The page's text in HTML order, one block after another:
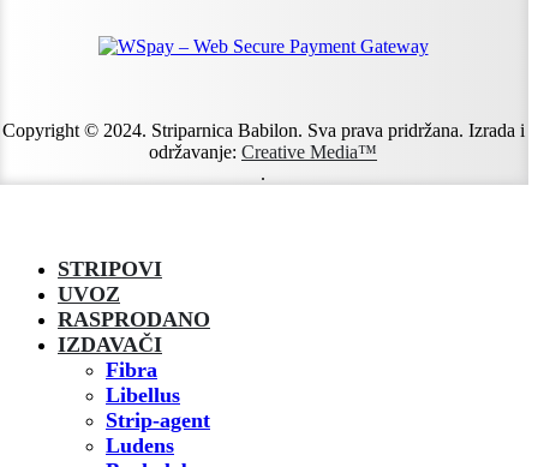
Copyright © 2024. Striparnica Babilon. Sva prava pridržana. Izrada i
održavanje: Creative Media™
.
STRIPOVI
UVOZ
RASPRODANO
IZDAVAČI
Fibra
Libellus
Strip-agent
Ludens